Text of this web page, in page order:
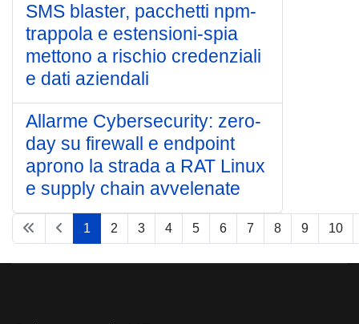
SMS blaster, pacchetti npm-
trappola e estensioni-spia
mettono a rischio credenziali
e dati aziendali
Allarme Cybersecurity: zero-
day su firewall e endpoint
aprono la strada a RAT Linux
e supply chain avvelenate
Pagina 1 di 19
1 2 3 4 5 6 7 8 9 10